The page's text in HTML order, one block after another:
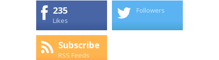
235
Likes
Followers
Subscribe
RSS Feeds